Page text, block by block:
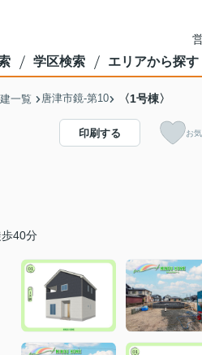
学区検索 エリアから探す
一覧 唐津市鏡-第10 〈1号棟〉
40分
印刷する お